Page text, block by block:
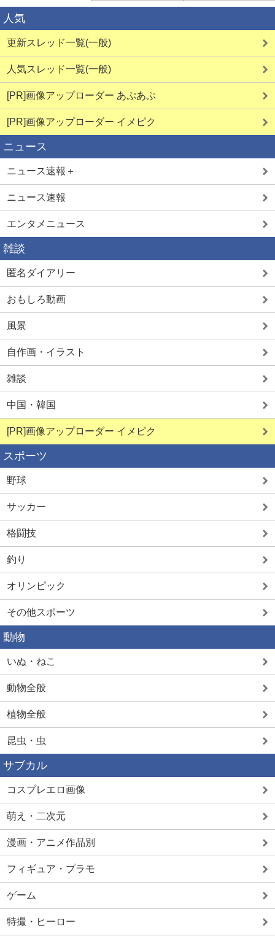
人気
更新スレッド一覧(一般)
人気スレッド一覧(一般)
[PR]画像アップローダー あぷあぷ
[PR]画像アップローダー イメピク
ニュース
ニュース速報＋
ニュース速報
エンタメニュース
雑談
匿名ダイアリー
おもしろ動画
風景
自作画・イラスト
雑談
中国・韓国
[PR]画像アップローダー イメピク
スポーツ
野球
サッカー
格闘技
釣り
オリンピック
その他スポーツ
動物
いぬ・ねこ
動物全般
植物全般
昆虫・虫
サブカル
コスプレエロ画像
萌え・二次元
漫画・アニメ作品別
フィギュア・プラモ
ゲーム
特撮・ヒーロー